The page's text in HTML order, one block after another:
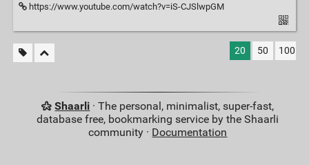
https://www.youtube.com/watch?v=iS-CJSlwpGM
20 50 100
Shaarli · The personal, minimalist, super-fast,
database free, bookmarking service by the Shaarli
community · Documentation